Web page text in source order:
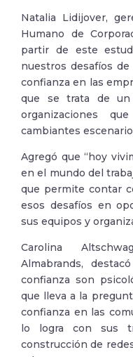
Natalia Lidijover,
Humano de
partir de este
nuestros desafíos
confianza en las
que se trata de un
organizaciones
cambiantes
Agregó que “hoy
en el mundo del
que permite contar
esos desafíos en
sus equipos y
Carolina
Almabrands,
confianza son
que lleva a la
confianza en las
lo logra con sus
construcción de